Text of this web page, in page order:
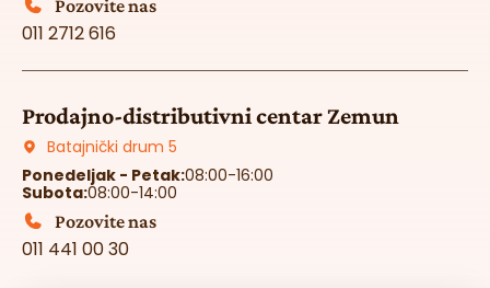
Pozovite nas
011 2712 616
Prodajno-distributivni centar Zemun
Batajnički drum 5
Ponedeljak - Petak:08:00-16:00
Subota:08:00-14:00
Pozovite nas
011 441 00 30